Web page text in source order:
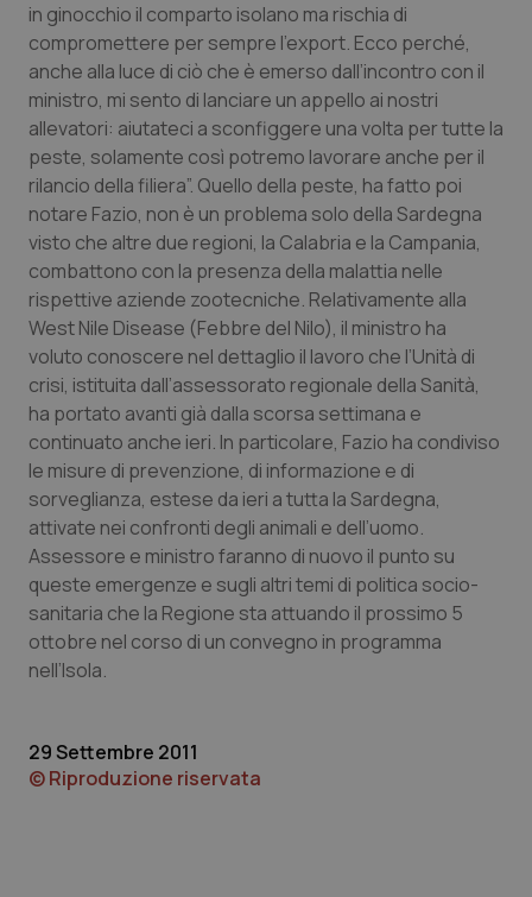
Friuli Venezia Giulia
Lazio
Liguria
Lombardia
Marche
Molise
Piemonte
Provincia Autonoma di Bolzano
Provincia Autonoma di Trento
Puglia
Sardegna
Toscana
Dermatite Atopica
Diabete & glucometri
Disturbi dell’umore
Dolore
Donna & Salute
Epatiti
HIV
Infezioni & Febbre
Ipertensione & Scompenso
Malattie rare
Malattia di Crohn & Rettocolite Ulcerosa
Obesità
in ginocchio il comparto isolano ma rischia di
compromettere per sempre l’export. Ecco perché,
anche alla luce di ciò che è emerso dall’incontro con il
ministro, mi sento di lanciare un appello ai nostri
allevatori: aiutateci a sconfiggere una volta per tutte la
peste, solamente così potremo lavorare anche per il
rilancio della filiera”. Quello della peste, ha fatto poi
notare Fazio, non è un problema solo della Sardegna
visto che altre due regioni, la Calabria e la Campania,
combattono con la presenza della malattia nelle
rispettive aziende zootecniche. Relativamente alla
West Nile Disease (Febbre del Nilo), il ministro ha
voluto conoscere nel dettaglio il lavoro che l’Unità di
crisi, istituita dall’assessorato regionale della Sanità,
ha portato avanti già dalla scorsa settimana e
continuato anche ieri. In particolare, Fazio ha condiviso
le misure di prevenzione, di informazione e di
sorveglianza, estese da ieri a tutta la Sardegna,
attivate nei confronti degli animali e dell’uomo.
Assessore e ministro faranno di nuovo il punto su
queste emergenze e sugli altri temi di politica socio-
sanitaria che la Regione sta attuando il prossimo 5
ottobre nel corso di un convegno in programma
nell’Isola.
29 Settembre 2011
© Riproduzione riservata